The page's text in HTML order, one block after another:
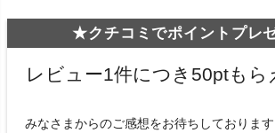
★クチコミでポイントプレ
レビュー1件につき50ptもら
みなさまからのご感想をお待ちしております